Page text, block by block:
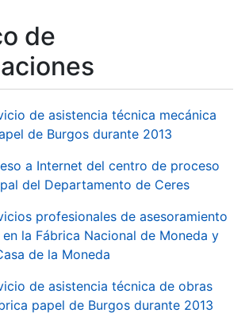
de
de asistencia técnica mecánica
de Burgos durante 2013
a Internet del centro de proceso
del Departamento de Ceres
profesionales de asesoramiento
la Fábrica Nacional de Moneda y
de la Moneda
de asistencia técnica de obras
papel de Burgos durante 2013